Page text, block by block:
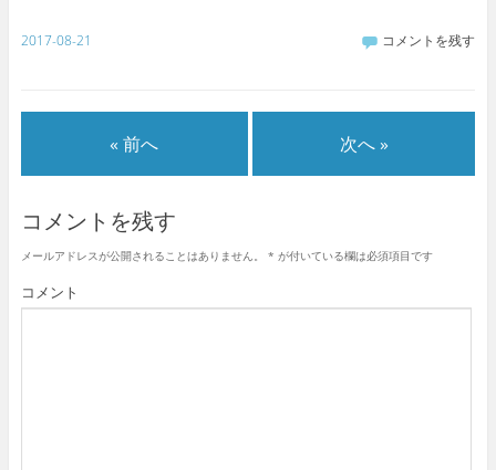
2017-08-21 コメントを残す
« 前へ 次へ »
コメントを残す
メールアドレスが公開されることはありません。 * が付いている欄は必須項目です
コメント